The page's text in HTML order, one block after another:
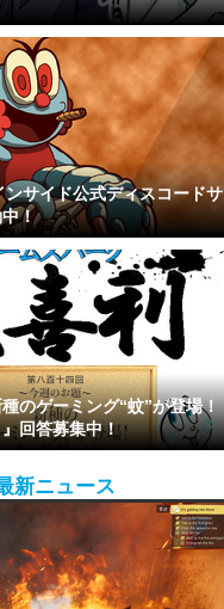
サイド公式ディスコードサ
！
のゲーミング“蚊”が登場！
回答募集中！
新ニュース